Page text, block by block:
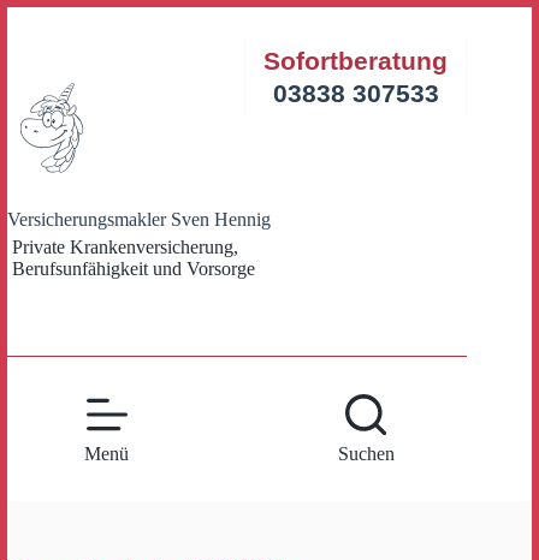
Versicherungsmakler Sven Hennig
Private Krankenversicherung,
Berufsunfähigkeit und Vorsorge
Sofortberatung
03838 307533
Menü Suchen